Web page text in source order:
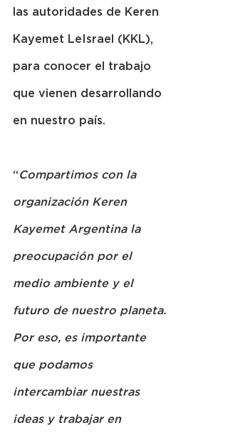
las autoridades de Keren
Kayemet LeIsrael (KKL),
para conocer el trabajo
que vienen desarrollando
en nuestro país.
“Compartimos con la
organización Keren
Kayemet Argentina la
preocupación por el
medio ambiente y el
futuro de nuestro planeta.
Por eso, es importante
que podamos
intercambiar nuestras
ideas y trabajar en